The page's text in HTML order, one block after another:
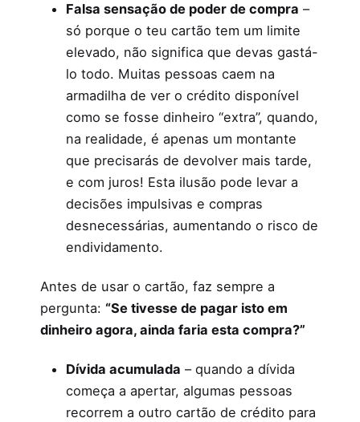
Falsa sensação de poder de compra –
só porque o teu cartão tem um limite
elevado, não significa que devas gastá-
lo todo. Muitas pessoas caem na
armadilha de ver o crédito disponível
como se fosse dinheiro “extra”, quando,
na realidade, é apenas um montante
que precisarás de devolver mais tarde,
e com juros! Esta ilusão pode levar a
decisões impulsivas e compras
desnecessárias, aumentando o risco de
endividamento.
Antes de usar o cartão, faz sempre a
pergunta: “Se tivesse de pagar isto em
dinheiro agora, ainda faria esta compra?”
Dívida acumulada – quando a dívida
começa a apertar, algumas pessoas
recorrem a outro cartão de crédito para